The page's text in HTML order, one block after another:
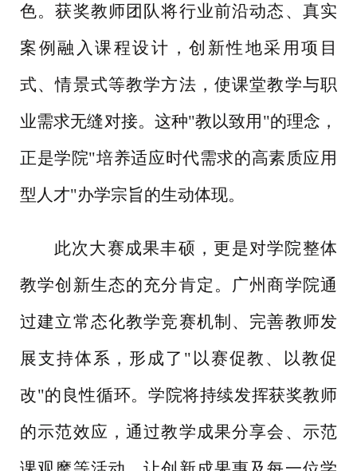
色。获奖教师团队将行业前沿动态、真实
案例融入课程设计，创新性地采用项目
式、情景式等教学方法，使课堂教学与职
业需求无缝对接。这种"教以致用"的理念，
正是学院"培养适应时代需求的高素质应用
型人才"办学宗旨的生动体现。
此次大赛成果丰硕，更是对学院整体
教学创新生态的充分肯定。广州商学院通
过建立常态化教学竞赛机制、完善教师发
展支持体系，形成了 "以赛促教、以教促
改"的良性循环。学院将持续发挥获奖教师
的示范效应，通过教学成果分享会、示范